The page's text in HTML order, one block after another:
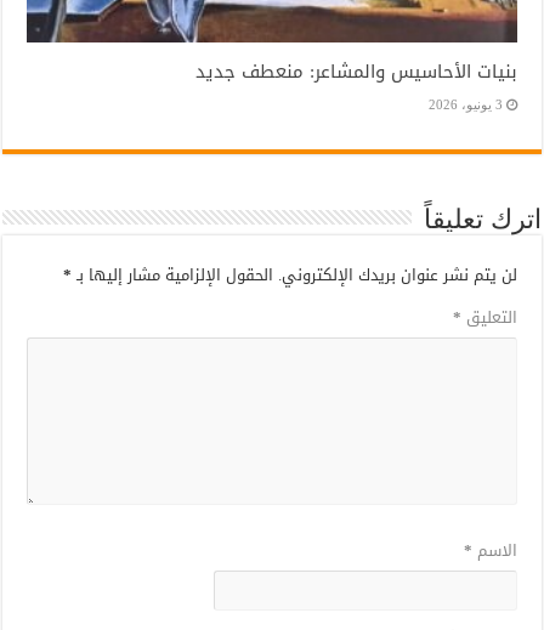
بنيات الأحاسيس والمشاعر: منعطف جديد
3 يونيو، 2026
اترك تعليقاً
لن يتم نشر عنوان بريدك الإلكتروني. الحقول الإلزامية مشار إليها بـ *
التعليق *
الاسم *